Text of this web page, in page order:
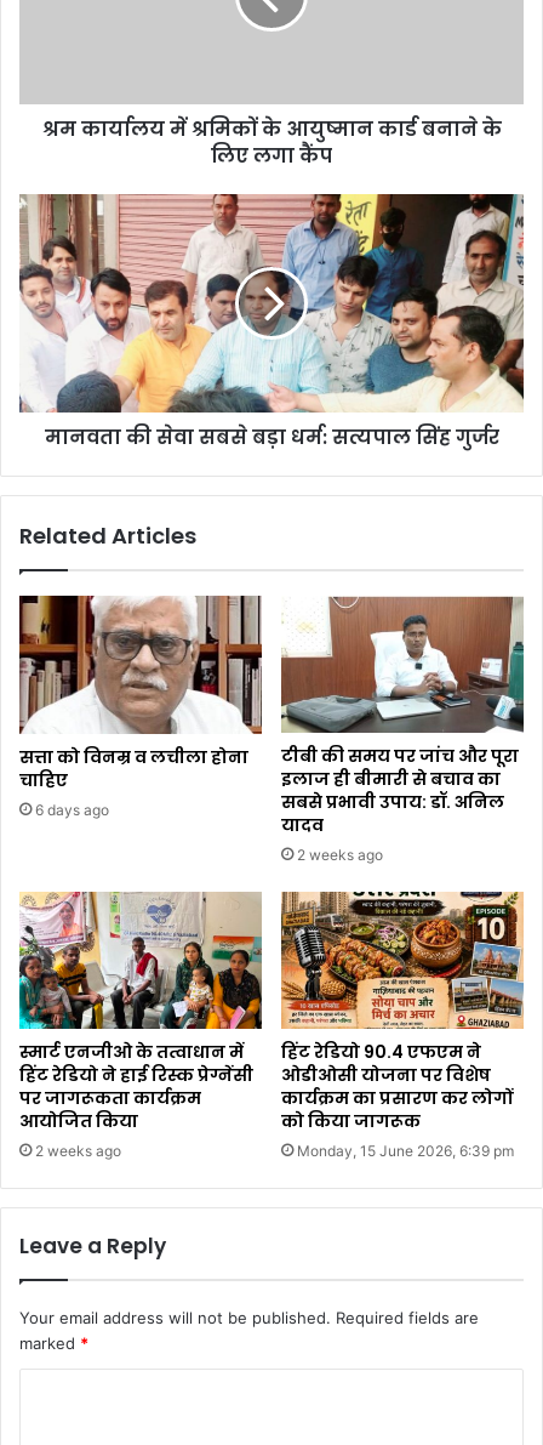
श्रम कार्यालय में श्रमिकों के आयुष्मान कार्ड बनाने के
लिए लगा कैंप
मानवता की सेवा सबसे बड़ा धर्म: सत्यपाल सिंह गुर्जर
Related Articles
सत्ता को विनम्र व लचीला होना
चाहिए
6 days ago
टीबी की समय पर जांच और पूरा
इलाज ही बीमारी से बचाव का
सबसे प्रभावी उपाय: डॉ. अनिल
यादव
2 weeks ago
स्मार्ट एनजीओ के तत्वाधान में
हिंट रेडियो ने हाई रिस्क प्रेग्नेंसी
पर जागरूकता कार्यक्रम
आयोजित किया
2 weeks ago
हिंट रेडियो 90.4 एफएम ने
ओडीओसी योजना पर विशेष
कार्यक्रम का प्रसारण कर लोगों
को किया जागरूक
Monday, 15 June 2026, 6:39 pm
Leave a Reply
Your email address will not be published. Required fields are
marked *